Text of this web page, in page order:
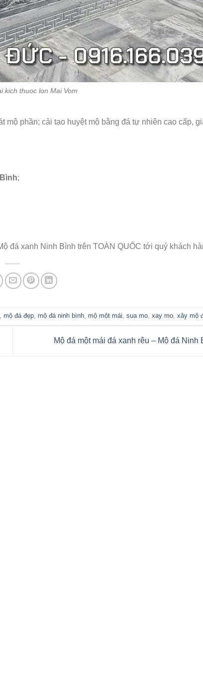
kich thuoc lon Mai Vom
mộ phần; cải tạo huyệt mộ bằng đá tự nhiên cao cấp,
;
đá xanh Ninh Bình trên TOÀN QUỐC tới quý khách
, mộ đá đẹp, mộ đá ninh bình, mộ một mái, sua mo, xay mo, xây mộ
Mộ đá một mái đá xanh rêu – Mộ đá Ninh